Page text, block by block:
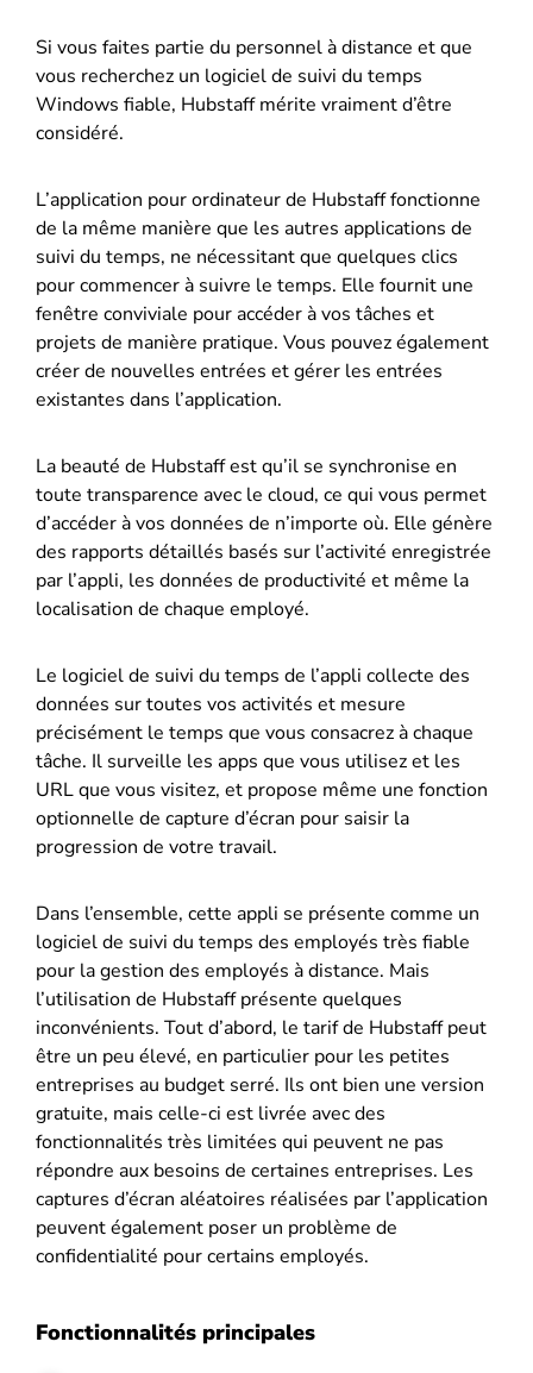
Si vous faites partie du personnel à distance et que
vous recherchez un logiciel de suivi du temps
Windows fiable, Hubstaff mérite vraiment d’être
considéré.
L’application pour ordinateur de Hubstaff fonctionne
de la même manière que les autres applications de
suivi du temps, ne nécessitant que quelques clics
pour commencer à suivre le temps. Elle fournit une
fenêtre conviviale pour accéder à vos tâches et
projets de manière pratique. Vous pouvez également
créer de nouvelles entrées et gérer les entrées
existantes dans l’application.
La beauté de Hubstaff est qu’il se synchronise en
toute transparence avec le cloud, ce qui vous permet
d’accéder à vos données de n’importe où. Elle génère
des rapports détaillés basés sur l’activité enregistrée
par l’appli, les données de productivité et même la
localisation de chaque employé.
Le logiciel de suivi du temps de l’appli collecte des
données sur toutes vos activités et mesure
précisément le temps que vous consacrez à chaque
tâche. Il surveille les apps que vous utilisez et les
URL que vous visitez, et propose même une fonction
optionnelle de capture d’écran pour saisir la
progression de votre travail.
Dans l’ensemble, cette appli se présente comme un
logiciel de suivi du temps des employés très fiable
pour la gestion des employés à distance. Mais
l’utilisation de Hubstaff présente quelques
inconvénients. Tout d’abord, le tarif de Hubstaff peut
être un peu élevé, en particulier pour les petites
entreprises au budget serré. Ils ont bien une version
gratuite, mais celle-ci est livrée avec des
fonctionnalités très limitées qui peuvent ne pas
répondre aux besoins de certaines entreprises. Les
captures d’écran aléatoires réalisées par l’application
peuvent également poser un problème de
confidentialité pour certains employés.
Fonctionnalités principales